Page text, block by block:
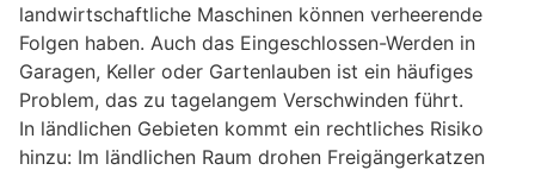
landwirtschaftliche Maschinen können verheerende
Folgen haben. Auch das Eingeschlossen-Werden in
Garagen, Keller oder Gartenlauben ist ein häufiges
Problem, das zu tagelangem Verschwinden führt.
In ländlichen Gebieten kommt ein rechtliches Risiko
hinzu: Im ländlichen Raum drohen Freigängerkatzen